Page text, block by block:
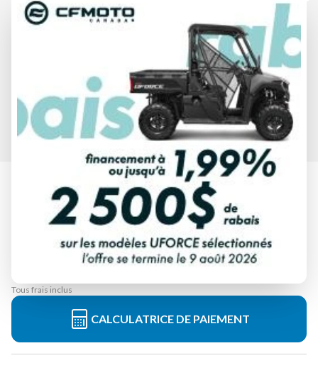
SPÉCIFICATIONS
ABITIBI & CO
BUSHMAN 14'
À partir de
2 699 $
Tous frais inclus
CALCULATRICE DE PAIEMENT